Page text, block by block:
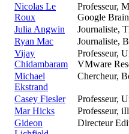
Nicolas Le
Roux
Professeur,
Google Brain
Julia Angwin
Journaliste,
Ryan Mac
Journaliste,
Vijay
Chidambaram
Professeur,
VMware
Michael
Ekstrand
Chercheur,
Casey Fiesler
Professeur,
Mar Hicks
Professeur,
Gideon
Directeur